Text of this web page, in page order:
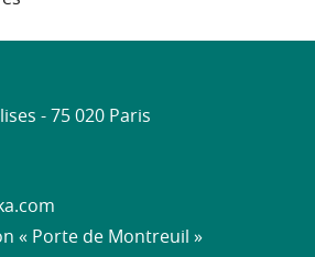
- 75 020 Paris
« Porte de Montreuil »